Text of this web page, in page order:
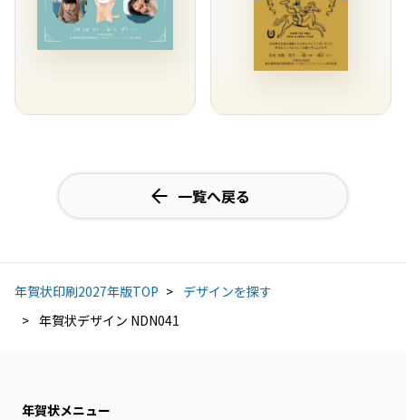
一覧へ戻る
年賀状印刷2027年版TOP
デザインを探す
年賀状デザイン NDN041
年賀状メニュー